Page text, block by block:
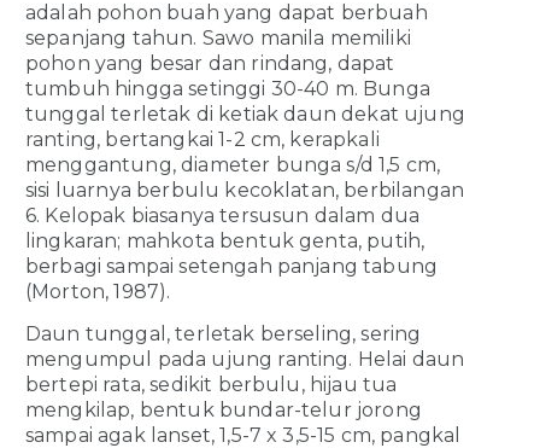
adalah pohon buah yang dapat berbuah
sepanjang tahun. Sawo manila memiliki
pohon yang besar dan rindang, dapat
tumbuh hingga setinggi 30-40 m. Bunga
tunggal terletak di ketiak daun dekat ujung
ranting, bertangkai 1-2 cm, kerapkali
menggantung, diameter bunga s/d 1,5 cm,
sisi luarnya berbulu kecoklatan, berbilangan
6. Kelopak biasanya tersusun dalam dua
lingkaran; mahkota bentuk genta, putih,
berbagi sampai setengah panjang tabung
(Morton, 1987).
Daun tunggal, terletak berseling, sering
mengumpul pada ujung ranting. Helai daun
bertepi rata, sedikit berbulu, hijau tua
mengkilap, bentuk bundar-telur jorong
sampai agak lanset, 1,5-7 x 3,5-15 cm, pangkal